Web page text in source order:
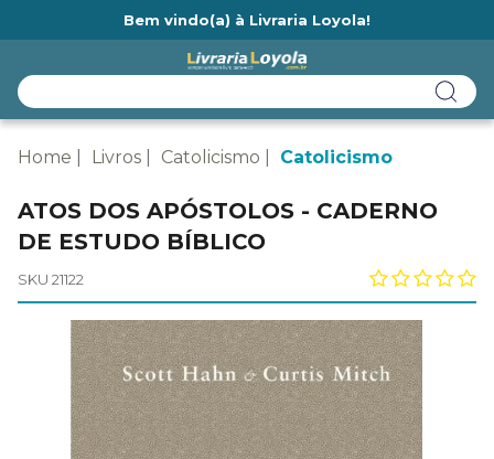
Bem vindo(a) à Livraria Loyola!
Home Livros Catolicismo Catolicismo
ATOS DOS APÓSTOLOS - CADERNO
DE ESTUDO BÍBLICO
SKU 21122